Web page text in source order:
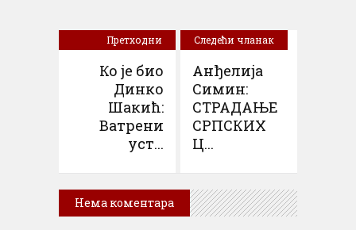
Претходни
Ко је био
Динко
Шакић:
Ватрени
уст...
Следећи чланак
Анђелија
Симин:
СТРАДАЊЕ
СРПСКИХ
Ц...
Нема коментара